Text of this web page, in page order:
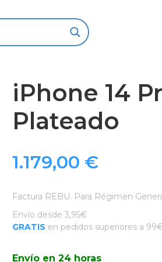
iPhone 14
Plateado
1.179,00 €
Factura REBU. Para Régimen
Envío desde 3,95€
GRATIS en pedidos superiores a
Envío en 24 horas